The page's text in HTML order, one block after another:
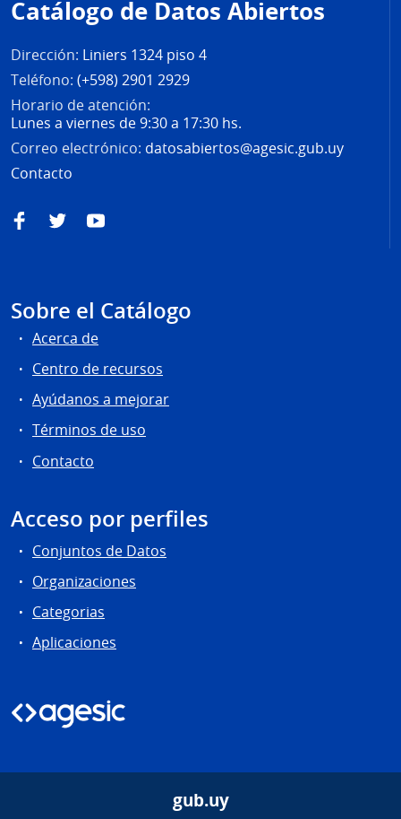
página
Catálogo de Datos Abiertos
Dirección: Liniers 1324 piso 4
Teléfono: (+598) 2901 2929
Horario de atención:
Lunes a viernes de 9:30 a 17:30 hs.
Correo electrónico: datosabiertos@agesic.gub.uy
Contacto
FacebookTwitterYouTube
Sobre el Catálogo
Acerca de
Centro de recursos
Ayúdanos a mejorar
Términos de uso
Contacto
Acceso por perfiles
Conjuntos de Datos
Organizaciones
Categorias
Aplicaciones
gub.uy